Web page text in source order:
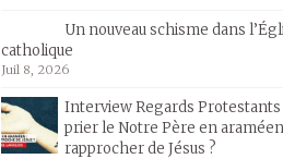
Un nouveau schisme dans
catholique
Juil 8, 2026
Interview Regards Protestants
prier le Notre Père en
rapprocher de Jésus ?